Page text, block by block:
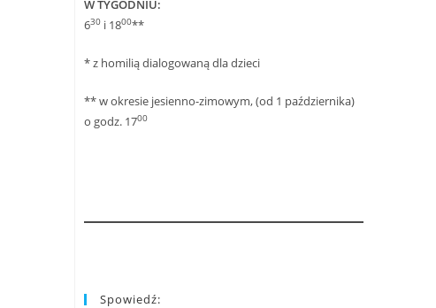
W TYGODNIU:
630 i 1800**
* z homilią dialogowaną dla dzieci
** w okresie jesienno-zimowym, (od 1 października)
o godz. 1700
Spowiedź: